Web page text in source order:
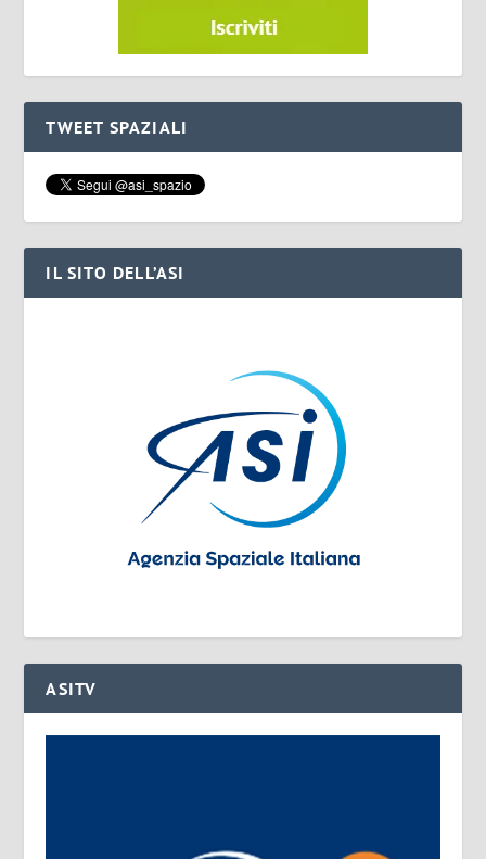
TWEET SPAZIALI
IL SITO DELL’ASI
ASITV